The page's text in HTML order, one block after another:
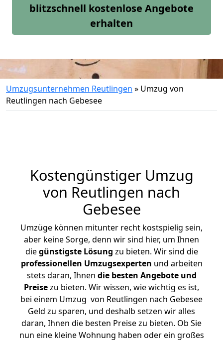
blitzschnell kostenlose Angebote
erhalten
Umzugsunternehmen Reutlingen » Umzug von
Reutlingen nach Gebesee
Kostengünstiger Umzug
von Reutlingen nach
Gebesee
Umzüge können mitunter recht kostspielig sein,
aber keine Sorge, denn wir sind hier, um Ihnen
diegünstigste Lösung zu bieten. Wir sind die
professionellen Umzugsexperten und arbeiten
stets daran, Ihnen die besten Angebote und
Preisezu bieten. Wir wissen, wie wichtig es ist,
bei einem Umzug von Reutlingen nach Gebesee
Geld zu sparen, und deshalb setzen wir alles
daran, Ihnen die besten Preise zu bieten. Ob Sie
nun eine kleine Wohnung haben oder ein großes